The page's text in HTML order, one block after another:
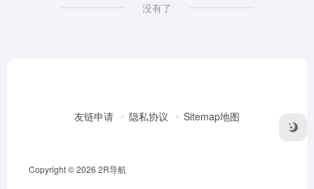
没有了
友链申请 隐私协议 Sitemap地图
Copyright © 2026 2R导航